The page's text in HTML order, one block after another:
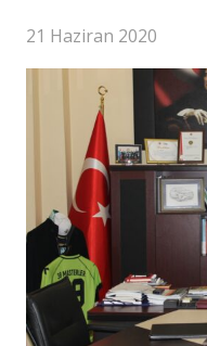
21 Haziran 2020